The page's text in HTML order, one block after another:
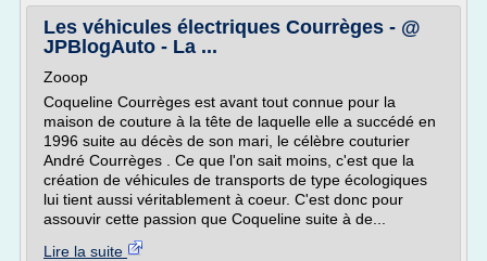
Les véhicules électriques Courrèges - @
JPBlogAuto - La ...
Zooop
Coqueline Courrèges est avant tout connue pour la
maison de couture à la tête de laquelle elle a succédé en
1996 suite au décès de son mari, le célèbre couturier
André Courrèges . Ce que l'on sait moins, c'est que la
création de véhicules de transports de type écologiques
lui tient aussi véritablement à coeur. C'est donc pour
assouvir cette passion que Coqueline suite à de...
Lire la suite